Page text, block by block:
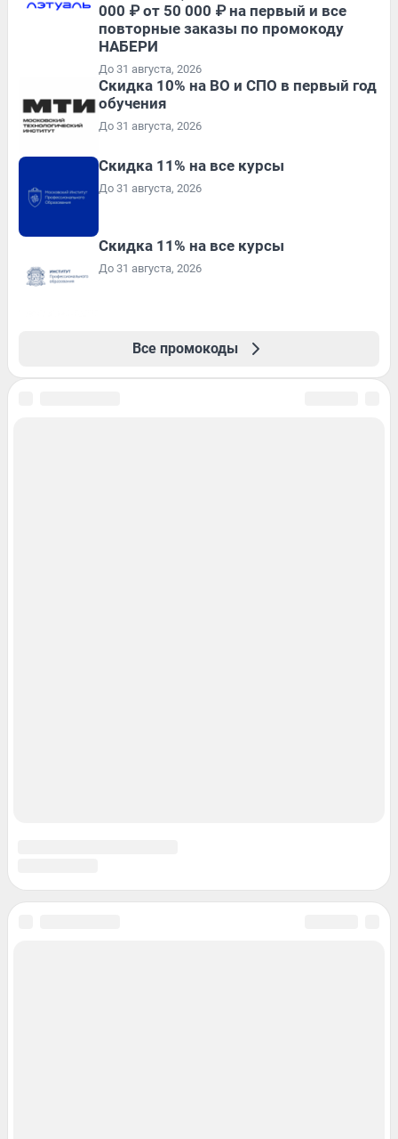
000 ₽ от 50 000 ₽ на первый и все
повторные заказы по промокоду
НАБЕРИ
До 31 августа, 2026
Скидка 10% на ВО и СПО в первый год
обучения
До 31 августа, 2026
Скидка 11% на все курсы
До 31 августа, 2026
Скидка 11% на все курсы
До 31 августа, 2026
Все промокоды